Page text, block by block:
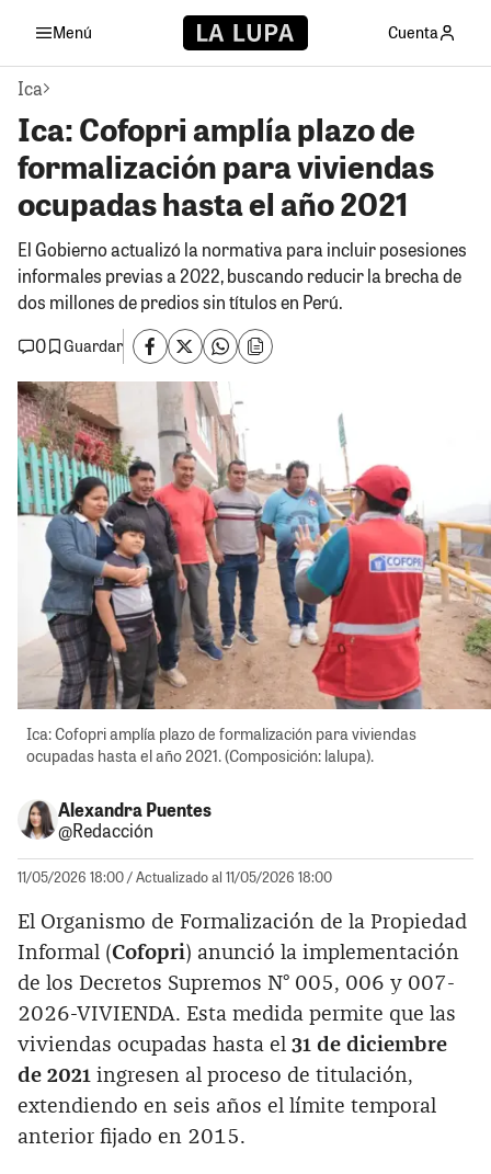
Menú Cuenta
Ica
Ica: Cofopri amplía plazo de
formalización para viviendas
ocupadas hasta el año 2021
El Gobierno actualizó la normativa para incluir posesiones
informales previas a 2022, buscando reducir la brecha de
dos millones de predios sin títulos en Perú.
0
Guardar
Ica: Cofopri amplía plazo de formalización para viviendas
ocupadas hasta el año 2021. (Composición: lalupa).
Alexandra Puentes
@Redacción
11/05/2026 18:00/ Actualizado al 11/05/2026 18:00
El Organismo de Formalización de la Propiedad
Informal (Cofopri) anunció la implementación
de los Decretos Supremos N° 005, 006 y 007-
2026-VIVIENDA. Esta medida permite que las
viviendas ocupadas hasta el 31 de diciembre
de 2021 ingresen al proceso de titulación,
extendiendo en seis años el límite temporal
anterior fijado en 2015.